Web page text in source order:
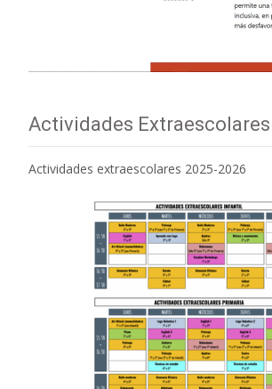
Actividades Extraescolares
Actividades extraescolares 2025-2026